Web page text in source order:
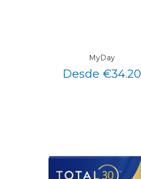
MyDay
Desde €34.20